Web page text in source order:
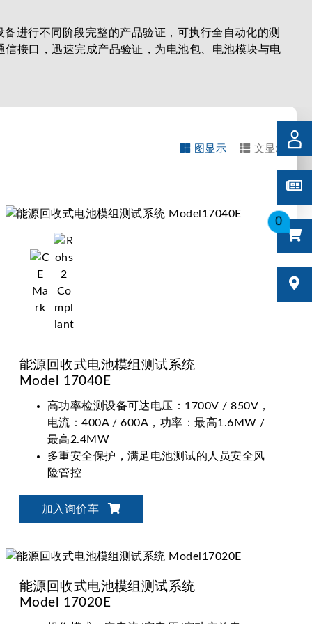
0
进行不同阶段完整的产品验证，可执行全自动化的测
接口，迅速完成产品验证，为电池包、电池模块与电
图显示 文显示
能源回收式电池模组测试系统
Model 17040E
高功率检测设备可达电压：1700V / 850V，
电流：400A / 600A，功率：最高1.6MW /
最高2.4MW
多重安全保护，满足电池测试的人员安全风
险管控
加入询价车
能源回收式电池模组测试系统
Model 17020E